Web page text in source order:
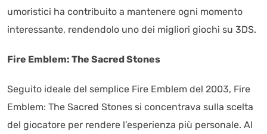
umoristici ha contribuito a mantenere ogni momento
interessante, rendendolo uno dei migliori giochi su 3DS.
Fire Emblem: The Sacred Stones
Seguito ideale del semplice Fire Emblem del 2003, Fire
Emblem: The Sacred Stones si concentrava sulla scelta
del giocatore per rendere l’esperienza più personale. Al